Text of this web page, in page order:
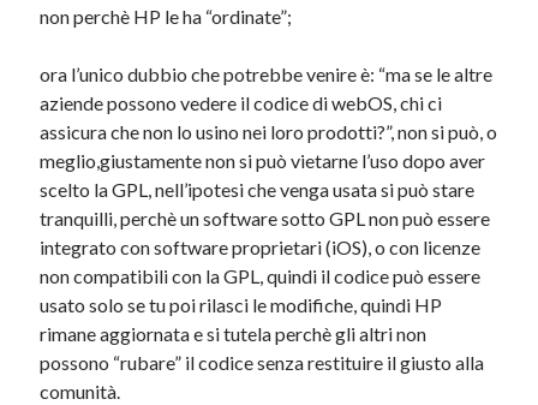
non perchè HP le ha “ordinate”;
ora l’unico dubbio che potrebbe venire è: “ma se le altre
aziende possono vedere il codice di webOS, chi ci
assicura che non lo usino nei loro prodotti?”, non si può, o
meglio,giustamente non si può vietarne l’uso dopo aver
scelto la GPL, nell’ipotesi che venga usata si può stare
tranquilli, perchè un software sotto GPL non può essere
integrato con software proprietari (iOS), o con licenze
non compatibili con la GPL, quindi il codice può essere
usato solo se tu poi rilasci le modifiche, quindi HP
rimane aggiornata e si tutela perchè gli altri non
possono “rubare” il codice senza restituire il giusto alla
comunità.